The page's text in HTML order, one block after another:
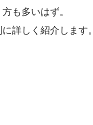
も多いはず。
詳しく紹介します。